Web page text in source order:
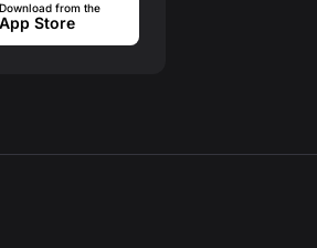
Download from the
App Store